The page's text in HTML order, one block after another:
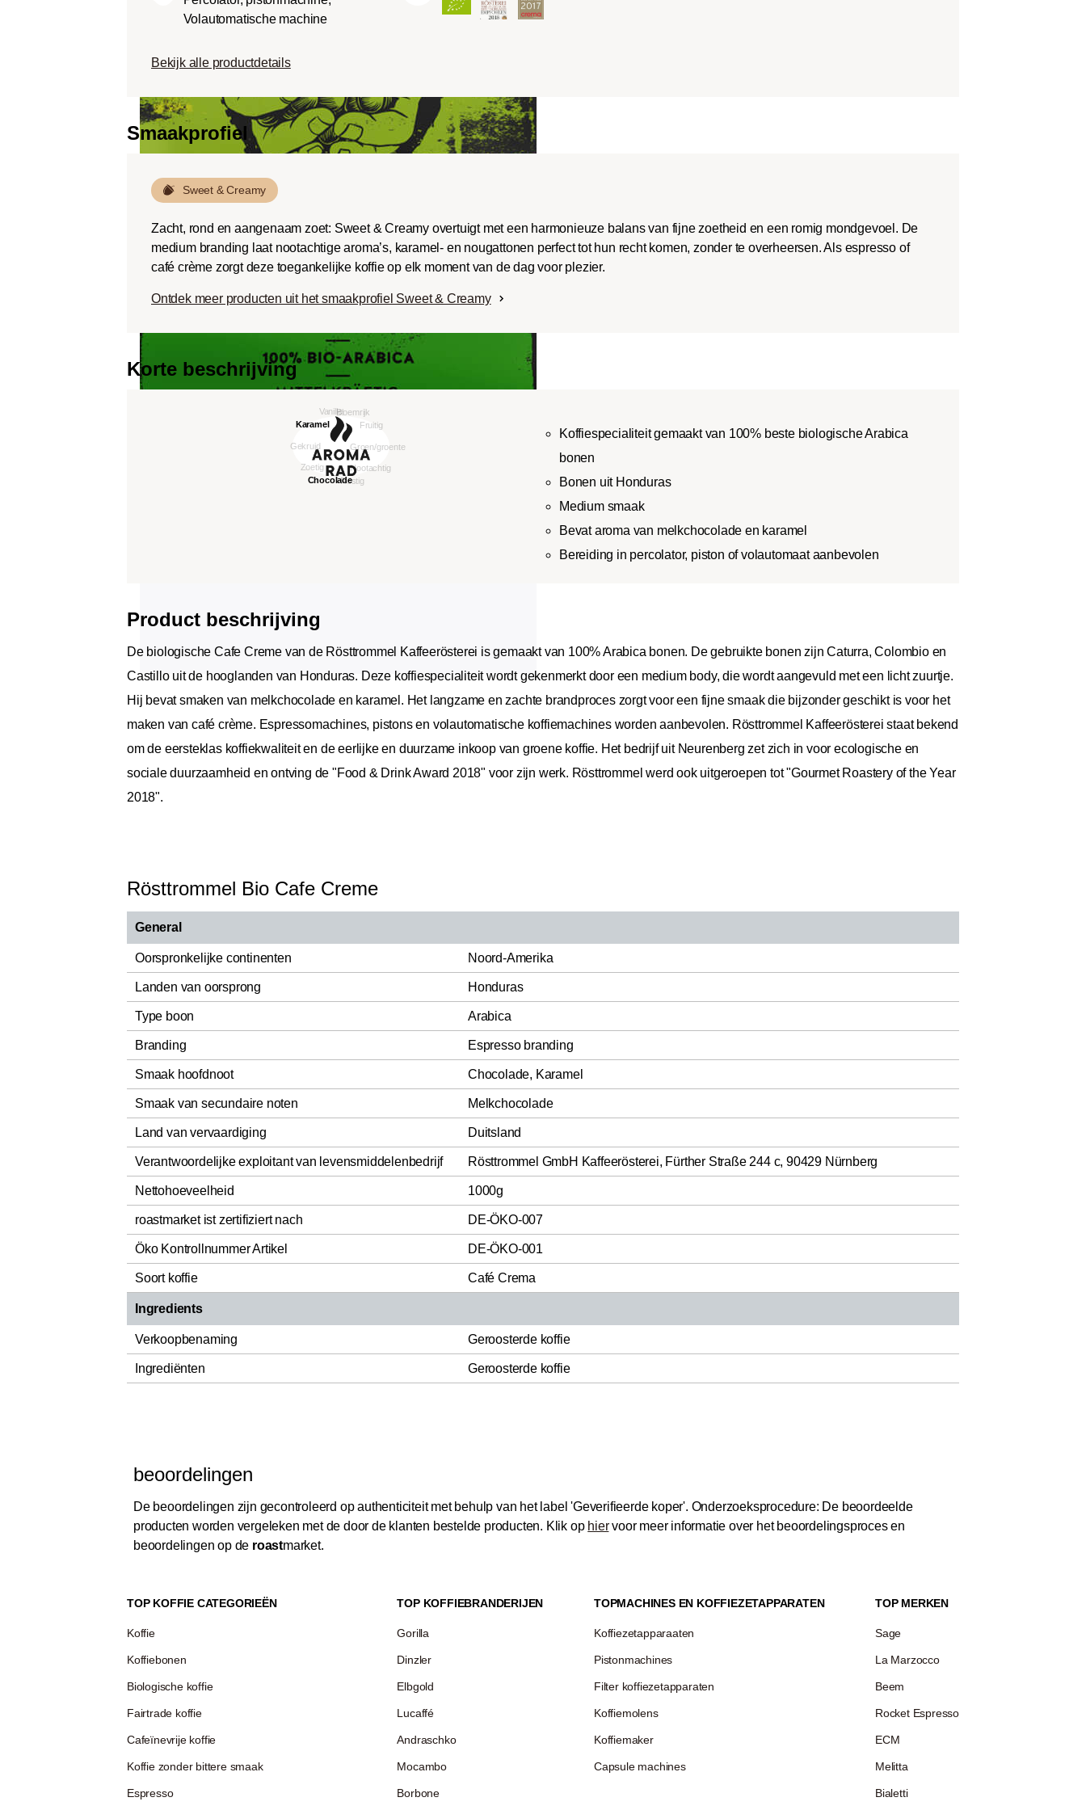
Dark roast (French-/Italian):
een lage zuurgraad.
Volautomatische machine
Bekijk alle productdetails
Smaakprofiel
Sweet & Creamy
Zacht, rond en aangenaam zoet: Sweet & Creamy overtuigt met een harmonieuze balans van fijne zoetheid en een romig mondgevoel. De
medium branding laat nootachtige aroma’s, karamel- en nougattonen perfect tot hun recht komen, zonder te overheersen. Als espresso of
café crème zorgt deze toegankelijke koffie op elk moment van de dag voor plezier.
Ontdek meer producten uit het smaakprofiel Sweet & Creamy
Korte beschrijving
Koffiespecialiteit gemaakt van 100% beste biologische Arabica
bonen
Bonen uit Honduras
Medium smaak
Bevat aroma van melkchocolade en karamel
Bereiding in percolator, piston of volautomaat aanbevolen
Product beschrijving
De biologische Cafe Creme van de Rösttrommel Kaffeerösterei is gemaakt van 100% Arabica bonen. De gebruikte bonen zijn Caturra, Colombio en
Castillo uit de hooglanden van Honduras. Deze koffiespecialiteit wordt gekenmerkt door een medium body, die wordt aangevuld met een licht zuurtje.
Hij bevat smaken van melkchocolade en karamel. Het langzame en zachte brandproces zorgt voor een fijne smaak die bijzonder geschikt is voor het
maken van café crème. Espressomachines, pistons en volautomatische koffiemachines worden aanbevolen. Rösttrommel Kaffeerösterei staat bekend
om de eersteklas koffiekwaliteit en de eerlijke en duurzame inkoop van groene koffie. Het bedrijf uit Neurenberg zet zich in voor ecologische en
sociale duurzaamheid en ontving de "Food & Drink Award 2018" voor zijn werk. Rösttrommel werd ook uitgeroepen tot "Gourmet Roastery of the Year
2018".
Rösttrommel Bio Cafe Creme
General
Oorspronkelijke continenten Noord-Amerika
Landen van oorsprong Honduras
Type boon Arabica
Branding Espresso branding
Smaak hoofdnoot Chocolade, Karamel
Smaak van secundaire noten Melkchocolade
Land van vervaardiging Duitsland
Verantwoordelijke exploitant van levensmiddelenbedrijf Rösttrommel GmbH Kaffeerösterei, Fürther Straße 244 c, 90429 Nürnberg
Nettohoeveelheid 1000g
roastmarket ist zertifiziert nach DE-ÖKO-007
Öko Kontrollnummer Artikel DE-ÖKO-001
Soort koffie Café Crema
Ingredients
Verkoopbenaming Geroosterde koffie
Ingrediënten Geroosterde koffie
beoordelingen
De beoordelingen zijn gecontroleerd op authenticiteit met behulp van het label 'Geverifieerde koper'. Onderzoeksprocedure: De beoordeelde
producten worden vergeleken met de door de klanten bestelde producten. Klik op hiervoor meer informatie over het beoordelingsproces en
beoordelingen op de roastmarket.
TOP KOFFIE CATEGORIEËN
Koffie
Koffiebonen
Biologische koffie
Fairtrade koffie
Cafeïnevrije koffie
Koffie zonder bittere smaak
Espresso
TOP KOFFIEBRANDERIJEN
Gorilla
Dinzler
Elbgold
Lucaffé
Andraschko
Mocambo
Borbone
TOPMACHINES EN KOFFIEZETAPPARATEN
Koffiezetapparaaten
Pistonmachines
Filter koffiezetapparaten
Koffiemolens
Koffiemaker
Capsule machines
TOP MERKEN
Sage
La Marzocco
Beem
Rocket Espresso
ECM
Melitta
Bialetti